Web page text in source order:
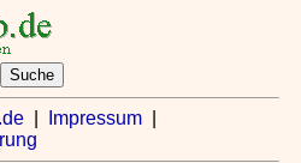
| Impressum|